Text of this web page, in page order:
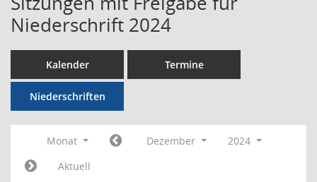
Niederschrift 2024
Kalender Termine
Niederschriften
Monat Dezember
2024
Aktuell